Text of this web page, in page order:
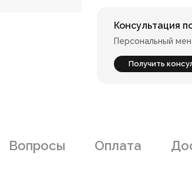
Консультация
Персональный
Получить
Вопросы Оплата